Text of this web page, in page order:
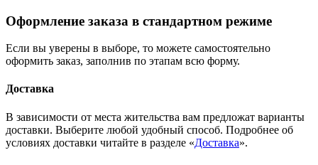
Оформление заказа в стандартном режиме
Если вы уверены в выборе, то можете самостоятельно
оформить заказ, заполнив по этапам всю форму.
Доставка
В зависимости от места жительства вам предложат варианты
доставки. Выберите любой удобный способ. Подробнее об
условиях доставки читайте в разделе «Доставка».